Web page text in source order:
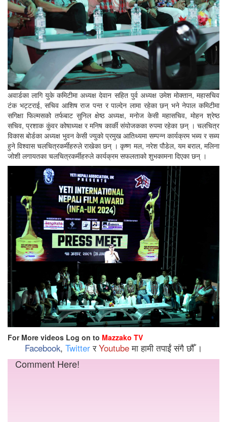
अवार्डका लागि युके कमिटीमा अध्यक्ष देवान सहित पुर्व अध्यक्ष उमेश मोक्तान, महासचिव
टंक भट्टराई, सचिव आशिष राज पन्त र पाल्देन लामा रहेका छन् भने नेपाल कमिटीमा
सगिक्षा फिल्मसको तर्फबाट सुनिल क्षेष्ठ अध्यक्ष, मनोज केसी महासचिव, मोहन श्रेष्ठ
सचिव, प्रशाक कुंवर कोषाध्यक्ष र मनिष कार्की संयोजकका रुपमा रहेका छन् । चलचित्र
विकास बोर्डका अध्यक्ष भुवन केसी ज्युकाे प्रमुख आतिथ्यमा सम्पन्न कार्यक्रम भब्य र सब्य
हुने विश्वास चलचित्रकर्मीहरुले राखेका छन् । कृष्ण मल, नरेश पौडेल, यम बराल, मलिना
जोशी लगायतका चलचित्रकर्मीहरुले कार्यक्रम सफलताको शुभकामना दिएका छन् ।
For More videos Log on to Mazzako TV
Facebook, TwitterरYoutubeमा हामी तपाईं संगै छौँ ।
Comment Here!